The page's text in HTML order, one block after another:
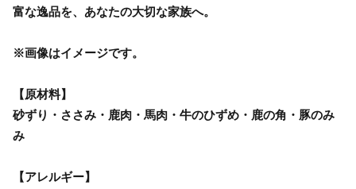
富な逸品を、あなたの大切な家族へ。
※画像はイメージです。
【原材料】
砂ずり・ささみ・鹿肉・馬肉・牛のひずめ・鹿の角・豚のみ
み
【アレルギー】